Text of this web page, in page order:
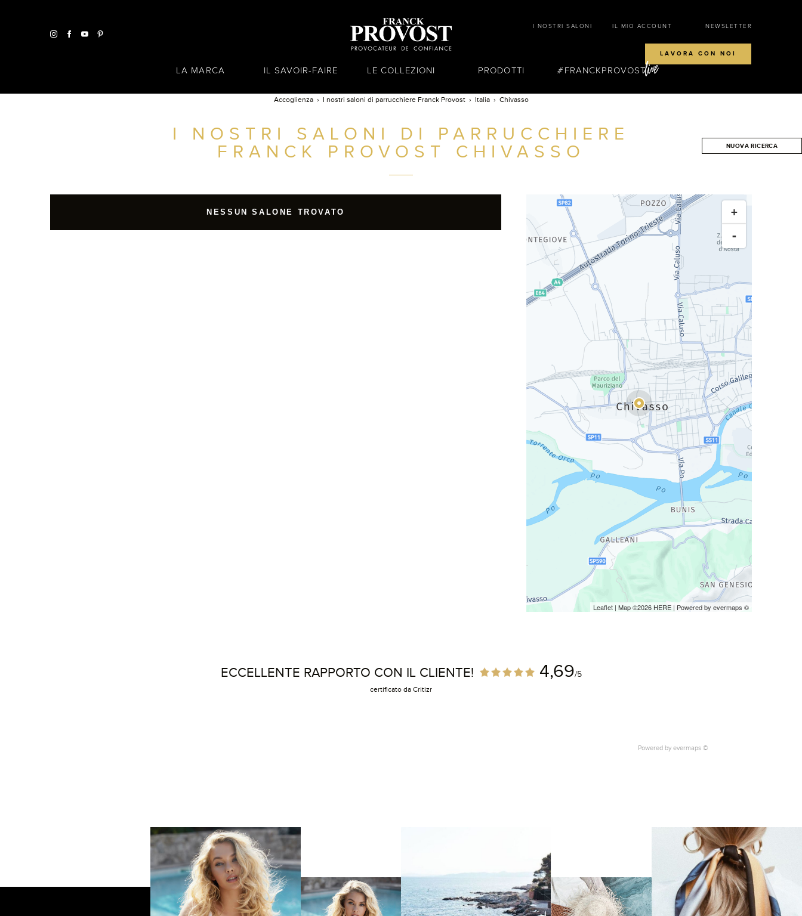
Accoglienza I nostri saloni di parrucchiere Franck Provost Italia Chivasso
I NOSTRI SALONI DI PARRUCCHIERE
FRANCK PROVOST
CHIVASSO NUOVA RICERCA
+
-
Leaflet | Map ©2026 HERE | Powered by evermaps ©
NESSUN SALONE TROVATO
ECCELLENTE RAPPORTO CON IL CLIENTE! 4,69/5
certificato da Critizr
Powered by evermaps ©
I NOSTRI SALONI IL MIO ACCOUNT NEWSLETTER
LAVORA CON NOI
LA MARCA IL SAVOIR-FAIRE LE COLLEZIONI PRODOTTI FRANCKPROVOST